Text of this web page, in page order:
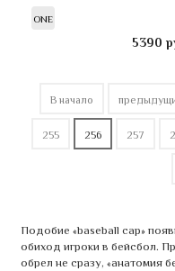
ONE
5390
В начало
255 256 257
Подобие «baseball cap»
обиход игроки в бейсбол.
обрел не сразу, «анатомия